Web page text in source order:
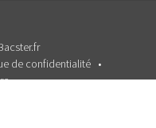
de confidentialité